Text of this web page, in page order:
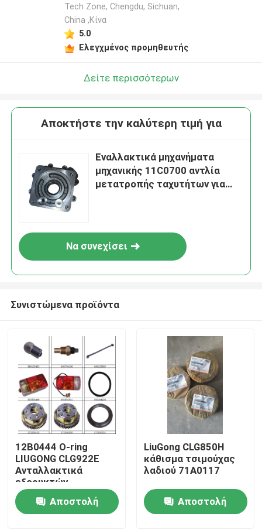
Αρχική Σελίδα
Προϊόντα
Tech Zone, Chengdu, Sichuan,
China ,Κίνα
5.0
Ελεγχμένος προμηθευτής
Δείτε περισσότερων
Αποκτήστε την καλύτερη τιμή για
Εναλλακτικά μηχανήματα
μηχανικής 11C0700 αντλία
μετατροπής ταχυτήτων για
Να συνεχίσει
Συνιστώμενα προϊόντα
12Β0444 Ο-ring
LIUGONG CLG922E
Ανταλλακτικά
εξορυκτών
Αποστολή
LiuGong CLG850H
κάθισμα τσιμούχας
λαδιού 71A0117
Αποστολή